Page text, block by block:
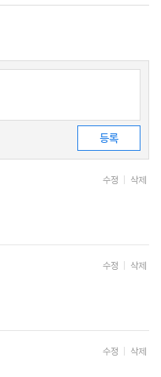
수정 삭제
수정 삭제
수정 삭제